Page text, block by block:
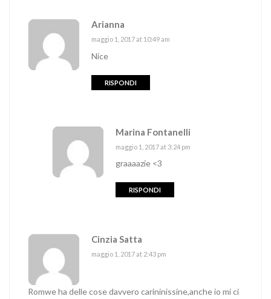
Arianna
maggio 1, 2017 at 10:49 am
Nice
RISPONDI
Marina Fontanelli
maggio 1, 2017 at 3:24 pm
graaaazie <3
RISPONDI
Cinzia Satta
maggio 1, 2017 at 2:43 pm
Romwe ha delle cose davvero carininissine,anche io mi ci